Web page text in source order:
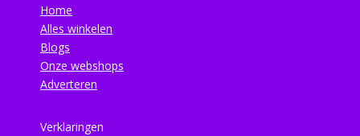
Home
Alles winkelen
Blogs
Onze webshops
Adverteren
Verklaringen